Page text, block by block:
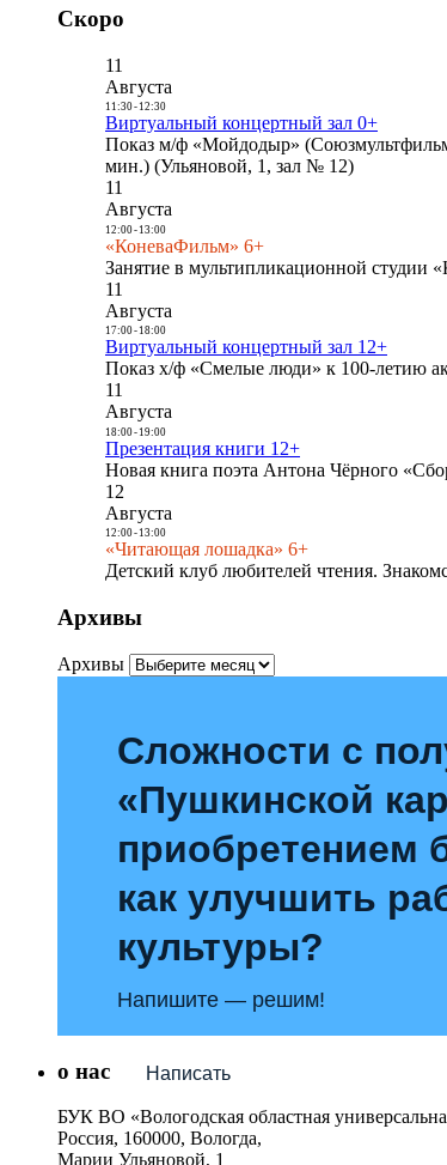
Скоро
11
Августа
11:30- 12:30
Виртуальный концертный зал 0+
Показ м/ф «Мойдодыр»
мин.) (Ульяновой, 1, зал № 12)
11
Августа
12:00- 13:00
«КоневаФильм» 6+
Занятие в мультипликационной студии
11
Августа
17:00- 18:00
Виртуальный концертный зал 12+
Показ х/ф «Смелые люди» к 100-летию
11
Августа
18:00- 19:00
Презентация книги 12+
Новая книга поэта Антона Чёрного
12
Августа
12:00- 13:00
«Читающая лошадка» 6+
Детский клуб любителей чтения.
Архивы
Архивы
Сложности с
«Пушкинской
приобретением
как улучшить
культуры?
Напишите — решим!
Написать
о нас
БУК ВО «Вологодская областная
Россия, 160000, Вологда,
Марии Ульяновой, 1